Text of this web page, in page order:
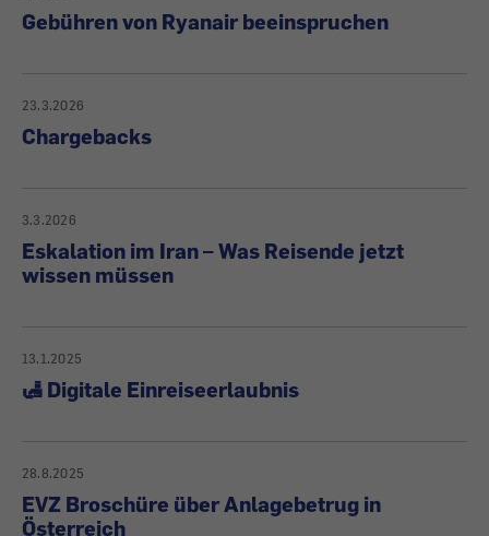
Gebühren von Ryanair beeinspruchen
23.3.2026
Chargebacks
3.3.2026
Eskalation im Iran – Was Reisende jetzt
wissen müssen
13.1.2025
🛃 Digitale Einreiseerlaubnis
28.8.2025
EVZ Broschüre über Anlagebetrug in
Österreich